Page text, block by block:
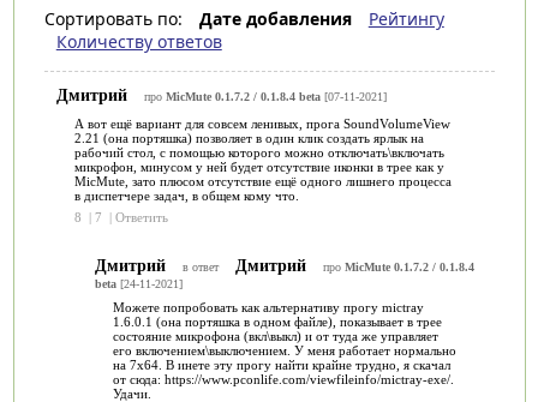
Сортировать по: Дате добавления
Рейтингу
Количеству ответов
Дмитрий про MicMute 0.1.7.2 / 0.1.8.4 beta[07-11-2021]
А вот ещё вариант для совсем ленивых, прога SoundVolumeView
2.21 (она портяшка) позволяет в один клик создать ярлык на
рабочий стол, с помощью которого можно отключать\включать
микрофон, минусом у ней будет отсутствие иконки в трее как у
MicMute, зато плюсом отсутствие ещё одного лишнего процесса
в диспетчере задач, в общем кому что.
8
| 7 | Ответить
Дмитрий в ответ Дмитрий про MicMute 0.1.7.2 / 0.1.8.4
beta[24-11-2021]
Можете попробовать как альтернативу прогу mictray
1.6.0.1 (она портяшка в одном файле), показывает в трее
состояние микрофона (вкл\выкл) и от туда же управляет
его включением\выключением. У меня работает нормально
на 7х64. В инете эту прогу найти крайне трудно, я скачал
от сюда: https://www.pconlife.com/viewfileinfo/mictray-exe/.
Удачи.